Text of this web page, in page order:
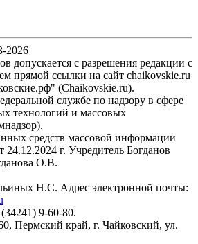
2026
допускается с разрешения редакции с
прямой ссылки на сайт chaikovskie.ru
(Chaikovskie.ru).
службе по надзору в сфере
технологий и массовых
средств массовой информации
г. Учредитель Богданов
О.В.
Н.С. Адрес электронной почты:
9-60-80.
Пермский край, г. Чайковский, ул.